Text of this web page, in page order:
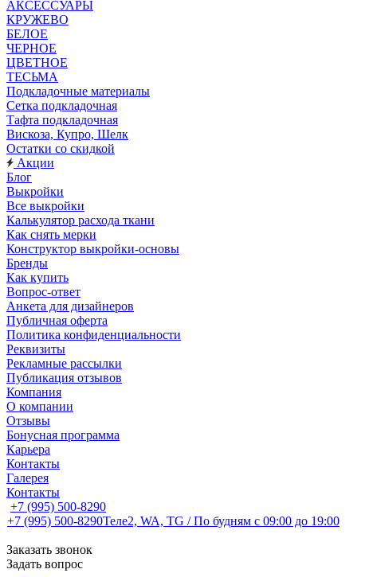
АКСЕССУАРЫ
КРУЖЕВО
БЕЛОЕ
ЧЕРНОЕ
ЦВЕТНОЕ
ТЕСЬМА
Подкладочные материалы
Сетка подкладочная
Тафта подкладочная
Вискоза, Купро, Шелк
Остатки со скидкой
Акции
Блог
Выкройки
Все выкройки
Калькулятор расхода ткани
Как снять мерки
Конструктор выкройки-основы
Бренды
Как купить
Вопрос-ответ
Анкета для дизайнеров
Публичная оферта
Политика конфиденциальности
Реквизиты
Рекламные рассылки
Публикация отзывов
Компания
О компании
Отзывы
Бонусная программа
Карьера
Контакты
Галерея
Контакты
+7 (995) 500-8290
+7 (995) 500-8290Теле2, WA, TG / По будням c 09:00 до 19:00
Заказать звонок
Задать вопрос